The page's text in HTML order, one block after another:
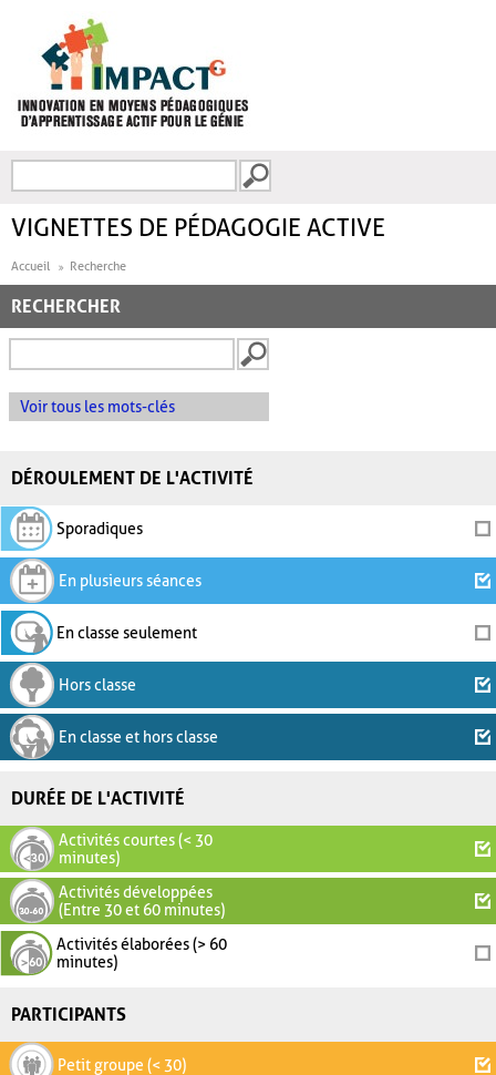
FORMULAIRE DE
VIGNETTES DE PÉDAGOGIE ACTIVE
Accueil Recherche
RECHERCHER
Voir tous les mots-clés
DÉROULEMENT DE L'ACTIVITÉ
Sporadiques
En plusieurs séances
En classe seulement
Hors classe
En classe et hors classe
DURÉE DE L'ACTIVITÉ
Activités courtes (< 30
minutes)
Activités développées
(Entre 30 et 60 minutes)
Activités élaborées (> 60
minutes)
PARTICIPANTS
Petit groupe (< 30)